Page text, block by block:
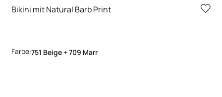
Bikini mit Natural Barb Print
Farbe:751 Beige + 709 Marr